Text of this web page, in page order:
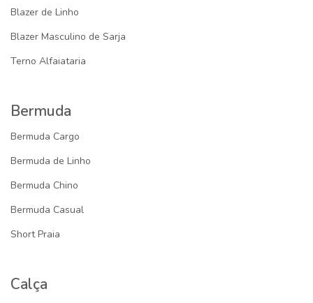
Blazer de Linho
Blazer Masculino de Sarja
Terno Alfaiataria
Bermuda
Bermuda Cargo
Bermuda de Linho
Bermuda Chino
Bermuda Casual
Short Praia
Calça